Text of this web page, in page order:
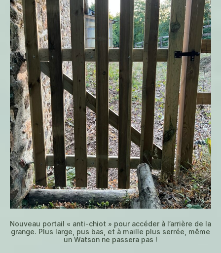
Nouveau portail « anti-chiot » pour accéder à l’arrière de la
grange. Plus large, pus bas, et à maille plus serrée, même
un Watson ne passera pas !